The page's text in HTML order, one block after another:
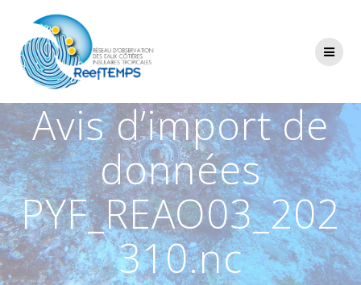
Avis d’import de
données
PYF_REAO03_202
310.nc